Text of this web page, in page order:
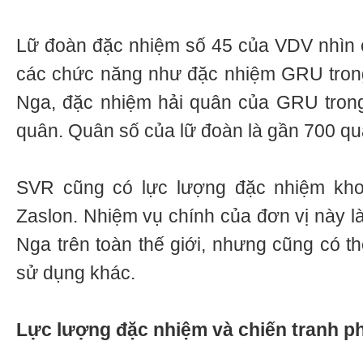
Lữ đoàn đặc nhiệm số 45 của VDV
các chức năng như đặc nhiệm GRU
Nga, đặc nhiệm hải quân của GRU
quân. Quân số của lữ đoàn là gần 700
SVR cũng có lực lượng đặc nhiệm
Zaslon. Nhiệm vụ chính của đơn vị này
Nga trên toàn thế giới, nhưng cũng có
sử dụng khác.
Lực lượng đặc nhiệm và chiến tranh